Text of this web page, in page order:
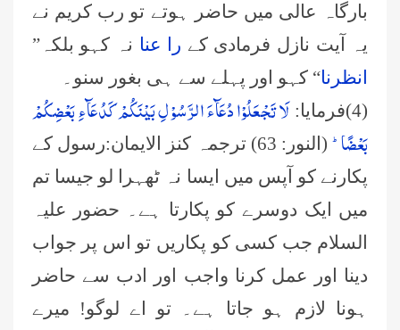
بارگاہ عالی میں حاضر ہوتے تو رب کریم نے
یہ آیت نازل فرمادی کے را عنا نہ کہو بلکہ”
انظرنا“ کہو اور پہلے سے ہی بغور سنو۔
(4)فرمایا:
لَا تَجْعَلُوْا دُعَآءَ الرَّسُوْلِ بَیْنَكُمْ كَدُعَآءِ بَعْضِكُمْ
بَعْضًاؕ-
(النور: 63) ترجمہ کنز الایمان:رسول کے
پکارنے کو آپس میں ایسا نہ ٹھہرا لو جیسا تم
میں ایک دوسرے کو پکارتا ہے۔ حضور علیہ
السلام جب کسی کو پکاریں تو اس پر جواب
دینا اور عمل کرنا واجب اور ادب سے حاضر
ہونا لازم ہو جاتا ہے۔ تو اے لوگو! میرے